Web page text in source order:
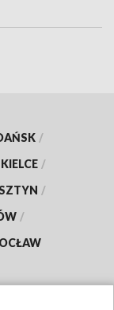
/
KIELCE /
/
/